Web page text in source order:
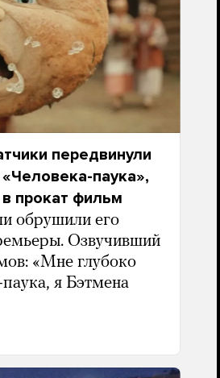
передвинули
паука»,
прокат фильм
обрушили его
Озвучивший
«Мне глубоко
я Бэтмена